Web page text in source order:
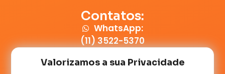
Valorizamos a sua Privacidade
Contatos:
WhatsApp:
(11) 3522-5370
contato@insidecontabilidade.com.br